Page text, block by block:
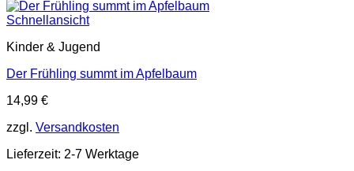
Schnellansicht
Kinder & Jugend
Der Frühling summt im Apfelbaum
14,99 €
zzgl. Versandkosten
Lieferzeit: 2-7 Werktage